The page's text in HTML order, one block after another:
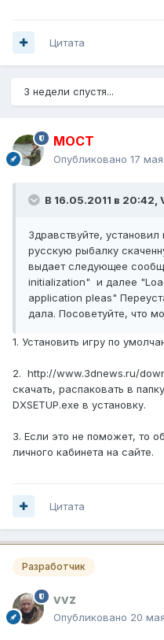
Цитата
3 недели спустя...
MOCT
Опубликовано 17
В 16.05.2011 в 20:42,
Здравствуйте,
русскую рыбалку
выдает следующее
initialization" и далее
application pleas"
дала. Посоветуйте, что
1. Установить игру по
2. http://www.3dnews.ru/
скачать, распаковать в
DXSETUP.exe в установку.
3. Если это не поможет, то
личного кабинета на сайте.
Цитата
Разработчик
vvz
Опубликовано 20